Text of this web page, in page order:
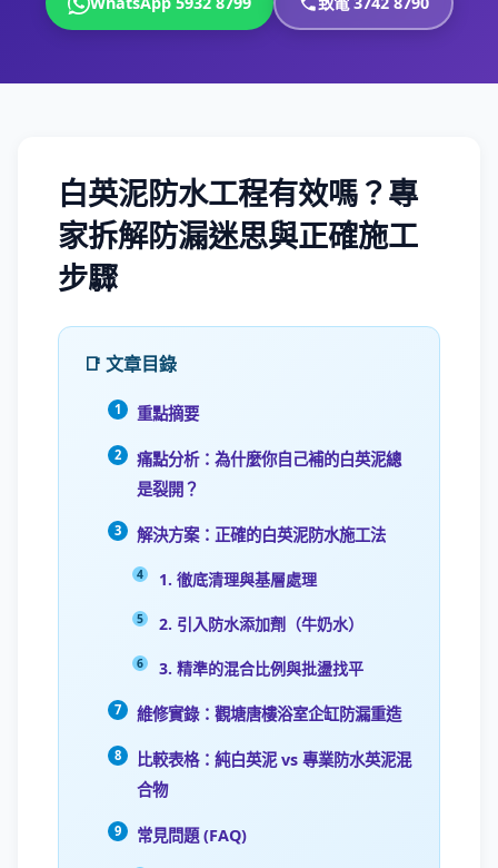
白英泥防水工程有效嗎？專
家拆解防漏迷思與正確施工
步驟
📑 文章目錄
重點摘要
痛點分析：為什麼你自己補的白英泥總
是裂開？
解決方案：正確的白英泥防水施工法
1. 徹底清理與基層處理
2. 引入防水添加劑（牛奶水）
3. 精準的混合比例與批盪找平
維修實錄：觀塘唐樓浴室企缸防漏重造
比較表格：純白英泥 vs 專業防水英泥混
合物
常見問題 (FAQ)